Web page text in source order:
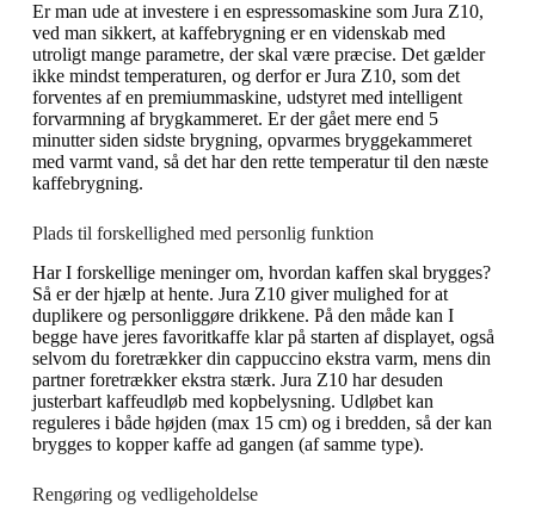
Er man ude at investere i en espressomaskine som Jura Z10,
ved man sikkert, at kaffebrygning er en videnskab med
utroligt mange parametre, der skal være præcise. Det gælder
ikke mindst temperaturen, og derfor er Jura Z10, som det
forventes af en premiummaskine, udstyret med intelligent
forvarmning af brygkammeret. Er der gået mere end 5
minutter siden sidste brygning, opvarmes bryggekammeret
med varmt vand, så det har den rette temperatur til den næste
kaffebrygning.
Plads til forskellighed med personlig funktion
Har I forskellige meninger om, hvordan kaffen skal brygges?
Så er der hjælp at hente. Jura Z10 giver mulighed for at
duplikere og personliggøre drikkene. På den måde kan I
begge have jeres favoritkaffe klar på starten af displayet, også
selvom du foretrækker din cappuccino ekstra varm, mens din
partner foretrækker ekstra stærk. Jura Z10 har desuden
justerbart kaffeudløb med kopbelysning. Udløbet kan
reguleres i både højden (max 15 cm) og i bredden, så der kan
brygges to kopper kaffe ad gangen (af samme type).
Rengøring og vedligeholdelse